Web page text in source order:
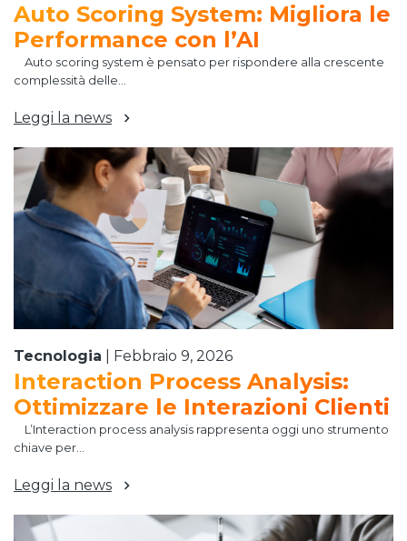
Auto Scoring System: Migliora le
Performance con l’AI
Auto scoring system è pensato per rispondere alla crescente
complessità delle...
Leggi la news
Tecnologia Febbraio 9, 2026
Interaction Process Analysis:
Ottimizzare le Interazioni Clienti
L’Interaction process analysis rappresenta oggi uno strumento
chiave per...
Leggi la news